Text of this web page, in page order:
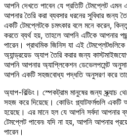
আপনি দেখতে পাবেন যে প্রতিটি টেমপ্লেট এমন
আপনার তৈরি করা ব্যবসার ধরনের সুবিধার জন্য
একটি টেমপ্লেটকে চমৎকার বলে মনে করেন,
করতে ব্যর্থ হয়, তাহলে আপনি এটিকে আপনার
পারেন। প্রাথমিক জিনিস যা এই
অ্যান্ড্রয়েড অ্যাপ তৈরি করার জন্য
আপনি আপনার অ্যাপ্লিকেশন ডেভেলপমেন্ট
আপনি একটি সহজবোধ্য পদ্ধতি অনুসরণ করে
অ্যাপ-বিল্ডিং। স্পেকট্রাম মানুষের জন্য স্ক্র্যাচ
সহজ করে দিয়েছে। কোডিং প্ল্যাটফর্মগুলি একটি
হয়েছে। এর মানে হল যে আপনি সর্বদা আপনার
টেমপ্লেট পাবেন৷ যদি না হয়, আপনি আপনার
পারেন।